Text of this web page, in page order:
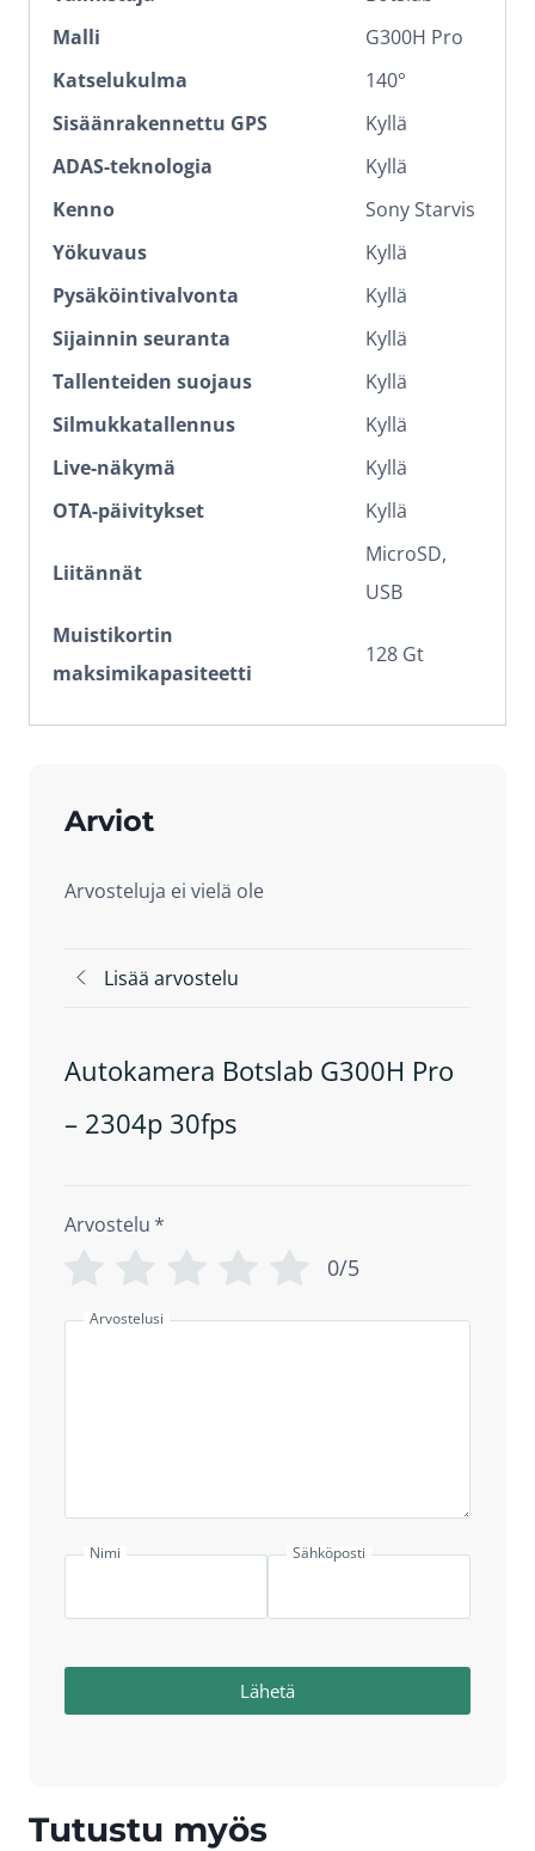
Malli
G300H Pro
Katselukulma
140°
Sisäänrakennettu GPS
Kyllä
ADAS-teknologia
Kyllä
Kenno
Sony Starvis
Yökuvaus
Kyllä
Pysäköintivalvonta
Kyllä
Sijainnin seuranta
Kyllä
Tallenteiden suojaus
Kyllä
Silmukkatallennus
Kyllä
Live-näkymä
Kyllä
OTA-päivitykset
Kyllä
Liitännät
MicroSD,
USB
Muistikortin
maksimikapasiteetti
128 Gt
Arviot
Arvosteluja ei vielä ole
Lisää arvostelu
Autokamera Botslab G300H Pro
– 2304p 30fps
Arvostelu *
0/5
Arvostelusi
Nimi Sähköposti
Lähetä
Tutustu myös